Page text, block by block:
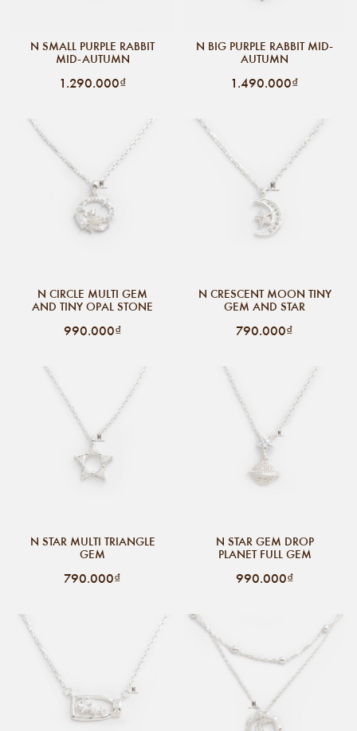
N SMALL PURPLE RABBIT
MID-AUTUMN
1.290.000₫
N BIG PURPLE RABBIT MID-
AUTUMN
1.490.000₫
N CIRCLE MULTI GEM
AND TINY OPAL STONE
990.000₫
N CRESCENT MOON TINY
GEM AND STAR
790.000₫
N STAR MULTI TRIANGLE
GEM
790.000₫
N STAR GEM DROP
PLANET FULL GEM
990.000₫